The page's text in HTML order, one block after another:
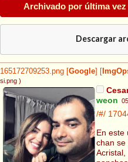
Archivado por última vez
Descargar
165172709253.png Google
si.png )
weon
/#/
En este
chan se
Acristal,